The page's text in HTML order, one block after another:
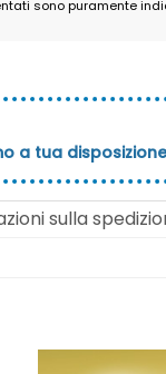
sono puramente
a tua
sulla